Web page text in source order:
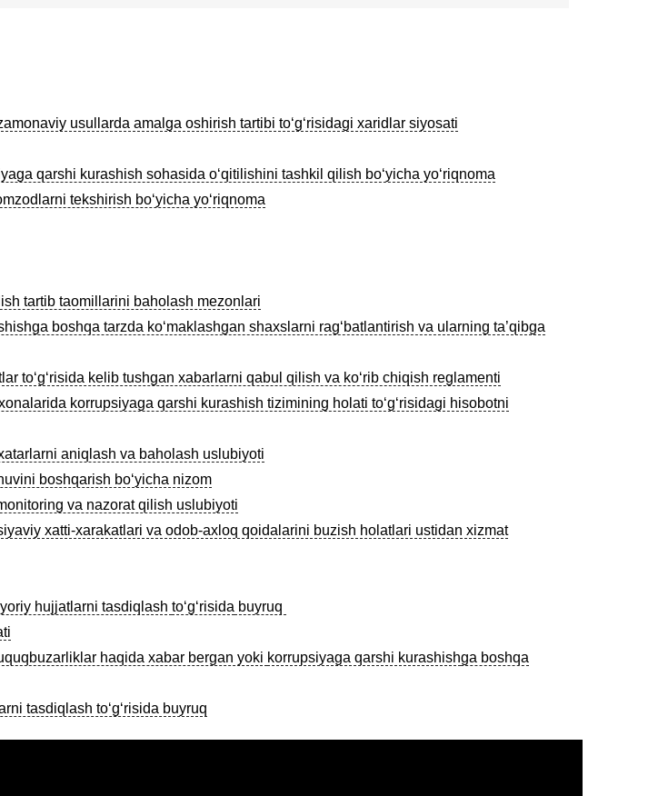
usullarda amalga oshirish tartibi toʻgʻrisidagi xaridlar siyosati
qarshi kurashish sohasida oʻqitilishini tashkil qilish boʻyicha yoʻriqnoma
tekshirish boʻyicha yoʻriqnoma
tartib taomillarini baholash mezonlari
boshqa tarzda ko‘maklashgan shaxslarni rag‘batlantirish va ularning ta’qibga
toʻgʻrisida kelib tushgan xabarlarni qabul qilish va koʻrib chiqish reglamenti
korrupsiyaga qarshi kurashish tizimining holati toʻgʻrisidagi hisobotni
aniqlash va baholash uslubiyoti
boshqarish boʻyicha nizom
va nazorat qilish uslubiyoti
xatti-xarakatlari va odob-axloq qoidalarini buzish holatlari ustidan xizmat
hujjatlarni tasdiqlash toʻgʻrisida buyruq
haqida xabar bergan yoki korrupsiyaga qarshi kurashishga boshqa
tasdiqlash toʻgʻrisida buyruq